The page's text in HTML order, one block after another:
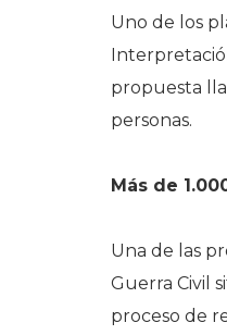
Uno de los
propuesta
personas.
Más de
Una de las
Guerra Civil
proceso de